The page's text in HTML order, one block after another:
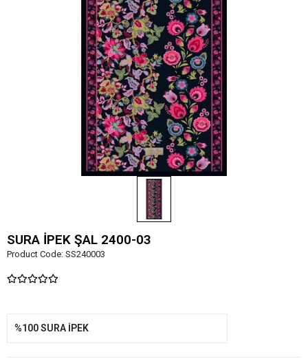
SURA İPEK ŞAL 2400-03
Product Code: SS240003
%100 SURA İPEK